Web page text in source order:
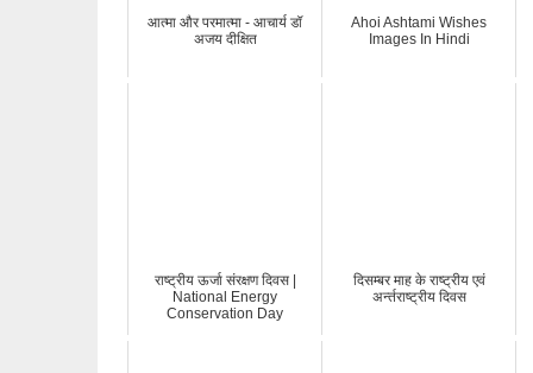
आत्मा और परमात्मा - आचार्य डॉ
अजय दीक्षित
Ahoi Ashtami Wishes
Images In Hindi
राष्ट्रीय ऊर्जा संरक्षण दिवस |
National Energy
Conservation Day
दिसम्बर माह के राष्‍ट्रीय एवं
अर्न्‍तराष्‍ट्रीय दिवस